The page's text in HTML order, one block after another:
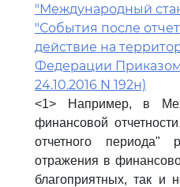
"Международный
"События после
действие на
Федерации
24.10.2016 N 192н)
<1> Например, в
финансовой
отчетного периода"
отражения в
благоприятных, так и